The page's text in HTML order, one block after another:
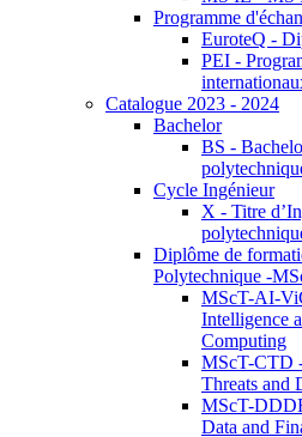
Programme
EuroteQ -
PEI -
Catalogue 2023 - 2024
Bachelor
BS -
Cycle Ingénieur
X - Titre
Diplôme de
Polytechnique -
MScT-AI-
Intelligence
Computing
MScT-CTD
Threats and
MScT-
Data and